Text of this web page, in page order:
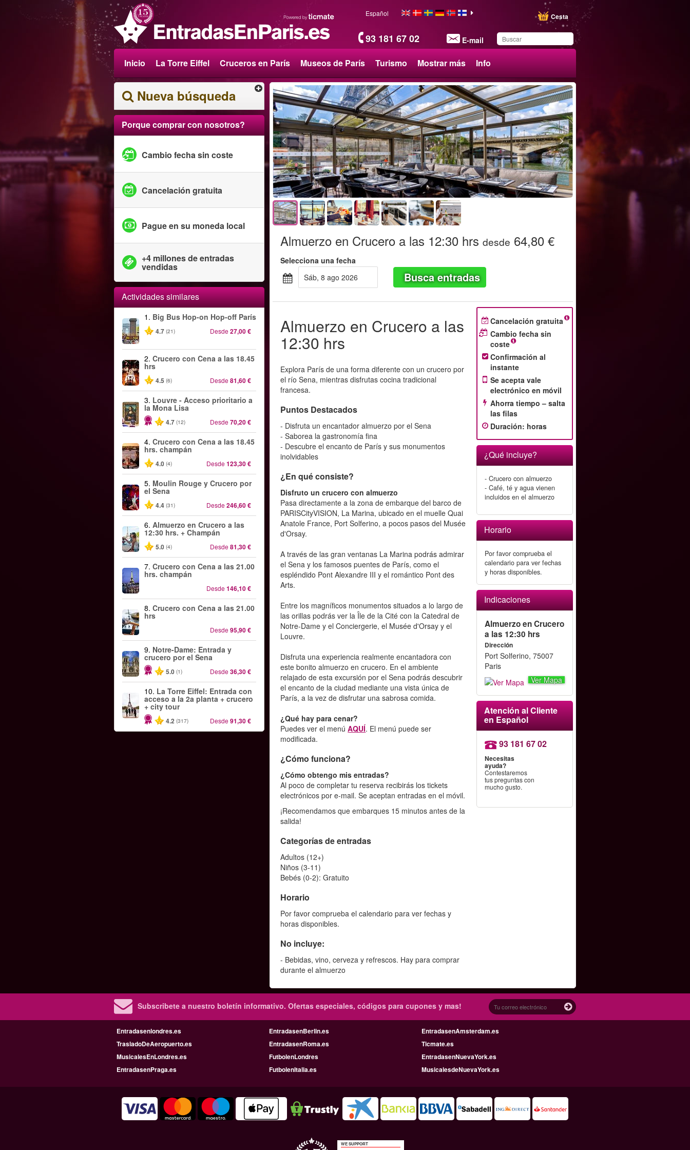
93 181 67 02 E-mail
Cesta
Español
Inicio La Torre Eiffel Cruceros en París Museos de París Turismo Mostrar más Info
Ha guardado este
producto en su lista
Nueva búsqueda
Porque comprar con nosotros?
Cambio fecha sin coste
Cancelación gratuita
Pague en su moneda local
+4 millones de entradas
vendidas
Actividades similares
1. Big Bus Hop-on Hop-off París
4.7 (21) Desde27,00 €
2. Crucero con Cena a las 18.45
hrs
4.5 (6) Desde81,60 €
3. Louvre - Acceso prioritario a
la Mona Lisa
4.7 (12) Desde70,20 €
4. Crucero con Cena a las 18.45
hrs. champán
4.0 (4) Desde123,30 €
5. Moulin Rouge y Crucero por
el Sena
4.4 (31) Desde246,60 €
6. Almuerzo en Crucero a las
12:30 hrs. + Champán
5.0 (4) Desde81,30 €
7. Crucero con Cena a las 21.00
hrs. champán
Desde146,10 €
8. Crucero con Cena a las 21.00
hrs
Desde95,90 €
9. Notre-Dame: Entrada y
crucero por el Sena
5.0 (1) Desde36,30 €
10. La Torre Eiffel: Entrada con
acceso a la 2a planta + crucero
+ city tour
4.2 (317) Desde91,30 €
Almuerzo en Crucero a las 12:30 hrs desde 64,80 €
Selecciona una fecha
sáb, 8 ago 2026
Busca entradas
Almuerzo en Crucero a las
12:30 hrs
Explora París de una forma diferente con un crucero por
el río Sena, mientras disfrutas cocina tradicional
francesa.
Puntos Destacados
- Disfruta un encantador almuerzo por el Sena
- Saborea la gastronomía fina
- Descubre el encanto de París y sus monumentos
inolvidables
¿En qué consiste?
Disfruto un crucero con almuerzo
Pasa directamente a la zona de embarque del barco de
PARISCityVISION, La Marina, ubicado en el muelle Quai
Anatole France, Port Solferino, a pocos pasos del Musée
d'Orsay.
A través de las gran ventanas La Marina podrás admirar
el Sena y los famosos puentes de París, como el
espléndido Pont Alexandre III y el romántico Pont des
Arts.
Entre los magníficos monumentos situados a lo largo de
las orillas podrás ver la Île de la Cité con la Catedral de
Notre-Dame y el Conciergerie, el Musée d'Orsay y el
Louvre.
Disfruta una experiencia realmente encantadora con
este bonito almuerzo en crucero. En el ambiente
relajado de esta excursión por el Sena podrás descubrir
el encanto de la ciudad mediante una vista única de
París, a la vez de disfrutar una sabrosa comida.
¿Qué hay para cenar?
Puedes ver el menúAQUÍ. El menú puede ser
modificada.
¿Cómo funciona?
¿Cómo obtengo mis entradas?
Al poco de completar tu reserva recibirás los tickets
electrónicos por e-mail. Se aceptan entradas en el móvil.
¡Recomendamos que embarques 15 minutos antes de la
salida!
Categorías de entradas
Adultos (12+)
Niños (3-11)
Bebés (0-2): Gratuito
Horario
Por favor comprueba el calendario para ver fechas y
horas disponibles.
No incluye:
- Bebidas, vino, cerveza y refrescos. Hay para comprar
durante el almuerzo
Cancelación gratuita
Cambio fecha sin
coste
Confirmación al
instante
Se acepta vale
electrónico en móvil
Ahorra tiempo – salta
las filas
Duración: horas
¿Qué incluye?
- Crucero con almuerzo
- Café, té y agua vienen
incluidos en el almuerzo
Horario
Por favor comprueba el
calendario para ver fechas
y horas disponibles.
Indicaciones
Almuerzo en Crucero
a las 12:30 hrs
Dirección
Port Solferino, 75007
Paris
Ver Mapa
Atención al Cliente
en Español
93 181 67 02
Necesitas
ayuda?
Contestaremos
tus preguntas con
mucho gusto.
Subscribete a nuestro boletín informativo. Ofertas especiales, códigos para cupones y mas!
Entradasenlondres.es EntradasenBerlin.es
EntradasenAmsterdam.es
TrasladoDeAeropuerto.es
EntradasenRoma.es
Ticmate.es
MusicalesEnLondres.es
FutbolenLondres
EntradasenNuevaYork.es
EntradasenPraga.es
FutbolenItalia.es MusicalesdeNuevaYork.es
WE SUPPORT